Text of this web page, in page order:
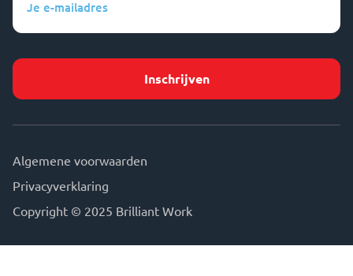
mailadres
Copyright © 2025 Brilliant Work
Algemene voorwaarden
Privacyverklaring